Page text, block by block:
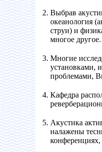
Выбрав
океанология
струи) и
многое другое.
Многие
установками,
проблемами,
Кафедра
Акустика
налажены
конференциях,